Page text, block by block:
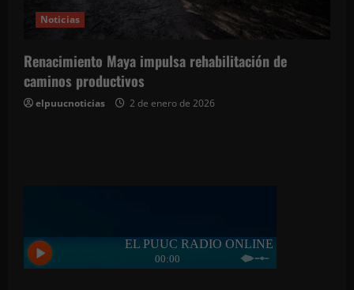
Noticias
Renacimiento Maya impulsa rehabilitación de
caminos productivos
elpuucnoticias 2 de enero de 2026